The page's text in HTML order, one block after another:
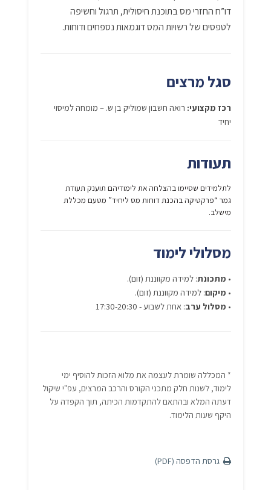
דו”ח החזרי מס בתוכנת חיסולית, תרגול וחשיפה
לטפסים של רשויות המס דוגמאות נספחים ודוחות.
סגל מרצים
רכז מקצועי: רואה חשבון שמוליק בן ש. – מומחה למיסוי
יחיד
תעודות
לתלמידים שסיימו בהצלחה את לימודיהם תוענק תעודת
גמר “פרקטיקה בהכנת דוחות מס ליחיד” מטעם מכללת
מישלב.
מסלולי לימוד
• מתכונת: למידה מקווננת (זום).
• מיקום: למידה מקווננת (זום).
• מסלול ערב: אחת לשבוע - 17:30-20:30
* המכללה שומרת לעצמה את מלוא הזכות להוסיף ימי
לימוד, לשנות חלק מתכני הקורס והרכב המרצים, עפ"י שיקול
דעתה המלא ובהתאם להתקדמות הכיתה, תוך הקפדה על
היקף שעות הלימוד.
גרסת הדפסה (PDF)